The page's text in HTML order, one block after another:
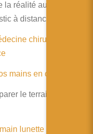
réalité augmentée
à distance.
chirurgie
mains en clavier
le terrain pour ses
main lunette